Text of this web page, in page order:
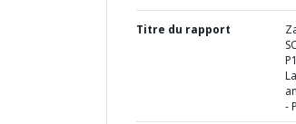
Titre du rapport
-